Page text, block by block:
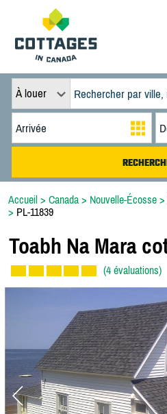
À louer
Accueil > Canada > Nouvelle-Écosse >
> PL-11839
Toabh Na Mara
(4 évaluations)